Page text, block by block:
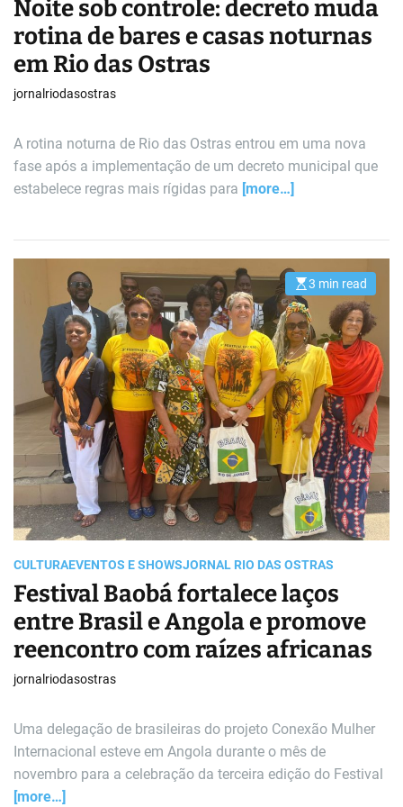
Noite sob controle: decreto muda
rotina de bares e casas noturnas
em Rio das Ostras
jornalriodasostras
A rotina noturna de Rio das Ostras entrou em uma nova
fase após a implementação de um decreto municipal que
estabelece regras mais rígidas para [more…]
E
t
i
m
a
t
e
d
r
e
a
d
t
i
m
e
3 min read
CULTURAEVENTOS E SHOWSJORNAL RIO DAS OSTRAS
Festival Baobá fortalece laços
entre Brasil e Angola e promove
reencontro com raízes africanas
jornalriodasostras
Uma delegação de brasileiras do projeto Conexão Mulher
Internacional esteve em Angola durante o mês de
novembro para a celebração da terceira edição do Festival
[more…]